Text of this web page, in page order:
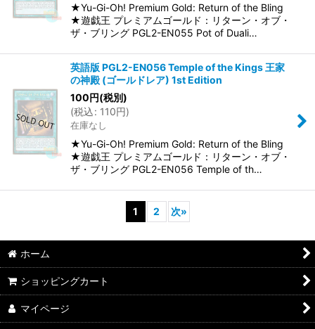
★Yu-Gi-Oh! Premium Gold: Return of the Bling
★遊戯王 プレミアムゴールド：リターン・オブ・
ザ・ブリング PGL2-EN055 Pot of Duali…
英語版 PGL2-EN056 Temple of the Kings 王家
の神殿 (ゴールドレア) 1st Edition
100円(税別)
(税込: 110円)
在庫なし
★Yu-Gi-Oh! Premium Gold: Return of the Bling
★遊戯王 プレミアムゴールド：リターン・オブ・
ザ・ブリング PGL2-EN056 Temple of th…
1 2 次»
ホーム
ショッピングカート
マイページ